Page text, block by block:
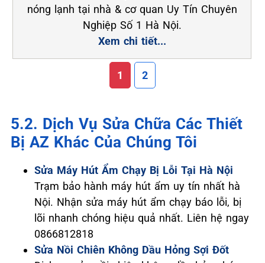
nóng lạnh tại nhà & cơ quan Uy Tín Chuyên
Nghiệp Số 1 Hà Nội.
Xem chi tiết...
1 2
5.2. Dịch Vụ Sửa Chữa Các Thiết
Bị AZ Khác Của Chúng Tôi
Sửa Máy Hút Ẩm Chạy Bị Lỗi Tại Hà Nội
Trạm bảo hành máy hút ẩm uy tín nhất hà
Nội. Nhận sửa máy hút ẩm chạy báo lỗi, bị
lõi nhanh chóng hiệu quả nhất. Liên hệ ngay
0866812818
Sửa Nồi Chiên Không Dầu Hỏng Sợi Đốt